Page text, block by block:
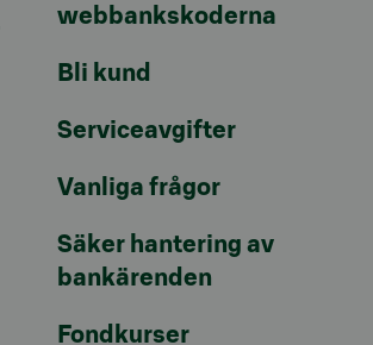
webbankskoderna
Bli kund
Serviceavgifter
Vanliga frågor
Säker hantering av
bankärenden
Fondkurser